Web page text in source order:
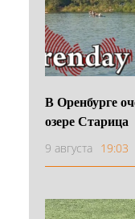
В Оренбурге
озере Старица
9 августа 19:03